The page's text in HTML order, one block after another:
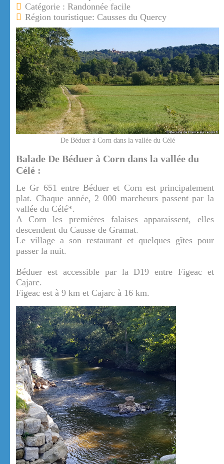
Catégorie : Randonnée facile
Région touristique: Causses du Quercy
De Béduer à Corn dans la vallée du Célé
Balade De Béduer à Corn dans la vallée du
Célé :
Le Gr 651 entre Béduer et Corn est principalement
plat. Chaque année, 2 000 marcheurs passent par la
vallée du Célé*.
A Corn les premières falaises apparaissent, elles
descendent du Causse de Gramat.
Le village a son restaurant et quelques gîtes pour
passer la nuit.
Béduer est accessible par la D19 entre Figeac et
Cajarc.
Figeac est à 9 km et Cajarc à 16 km.